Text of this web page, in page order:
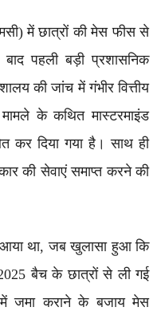
में छात्रों की मेस फीस से
पहली बड़ी प्रशासनिक
की जांच में गंभीर वित्तीय
के कथित मास्टरमाइंड
कर दिया गया है। साथ ही
की सेवाएं समाप्त करने की
था, जब खुलासा हुआ कि
बैच के छात्रों से ली गई
जमा कराने के बजाय मेस